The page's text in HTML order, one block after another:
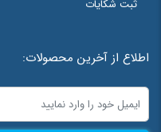
ثبت شکایات
اطلاع از آخرین محصولات: